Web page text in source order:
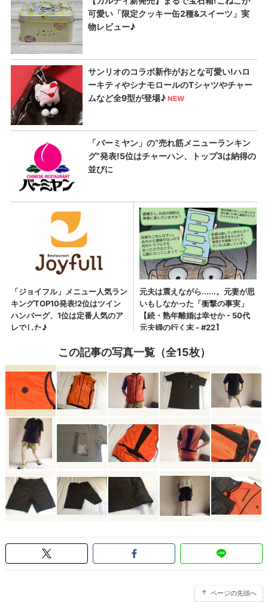
この記事の写真一覧（全15枚）
ページの先頭へ